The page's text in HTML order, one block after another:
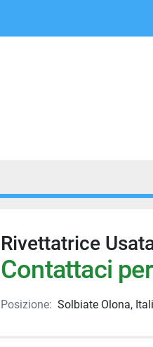
Rivettatrice
Contattaci
Posizione: Solbiate Olona,